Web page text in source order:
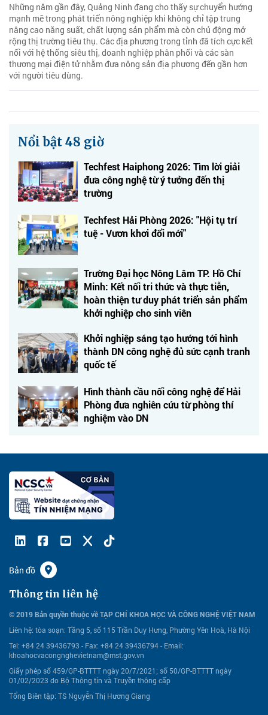
Những năm gần đây, Quảng Ninh đang cho thấy sự chuyển hướng
mạnh mẽ trong phát triển nông nghiệp khi không chỉ tập trung
nâng cao năng suất, chất lượng sản phẩm mà còn chủ động mở
rộng thị trường tiêu thụ. Các địa phương trong tỉnh đã tích cực kết
nối với hệ thống siêu thị, doanh nghiệp phân phối và các sàn
thương mại điện tử nhằm đưa nông sản địa phương đến gần hơn
với người tiêu dùng.
Nổi bật 48 giờ
Techfest Haiphong 2026: Tìm lời giải
đưa công nghệ từ ý tưởng đến thị
trường
Techfest Hải Phòng 2026: "Hội tụ trí
tuệ - Vươn khơi đổi mới"
Trường Đại học Nông Lâm TP. Hồ Chí
Minh: Kết nối tri thức và thực tiễn,
hoàn thiện tư duy phát triển sản phẩm
khởi nghiệp cho sinh viên
Khởi nghiệp sáng tạo hướng tới hình
thành DN công nghệ đủ sức cạnh tranh
quốc tế
Hình thành cầu nối công nghệ để Hải
Phòng đưa nghiên cứu từ phòng thí
nghiệm vào DN
Bản đồ
Thông tin liên hệ
© 2019 Bản quyền thuộc về TẠP CHÍ KHOA HỌC VÀ CÔNG NGHỆ VIỆT NAM
Liên hệ: tòa soạn: Tầng 5, số 115 Trần Duy Hưng, Phường Yên Hoà, Hà Nội
Tel: +84 24 39436793 - Fax: +84 24 39436794 - Email:
khoahocvacongnghevietnam@mst.gov.vn
Giấy phép số 459/GP-BTTTT ngày 20/7/2021; số 50/GP-BTTTT ngày
01/02/2023 do Bộ Thông tin và Truyền thông cấp
Tổng Biên tập: TS Nguyễn Thị Hương Giang